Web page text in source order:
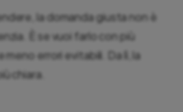
la domanda giusta non è
È se vuoi farlo con più
errori evitabili. Da lì, la
chiara.